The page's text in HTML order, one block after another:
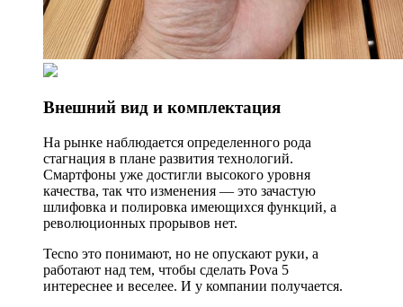
Внешний вид и комплектация
На рынке наблюдается определенного рода
стагнация в плане развития технологий.
Смартфоны уже достигли высокого уровня
качества, так что изменения — это зачастую
шлифовка и полировка имеющихся функций, а
революционных прорывов нет.
Tecno это понимают, но не опускают руки, а
работают над тем, чтобы сделать Pova 5
интереснее и веселее. И у компании получается.